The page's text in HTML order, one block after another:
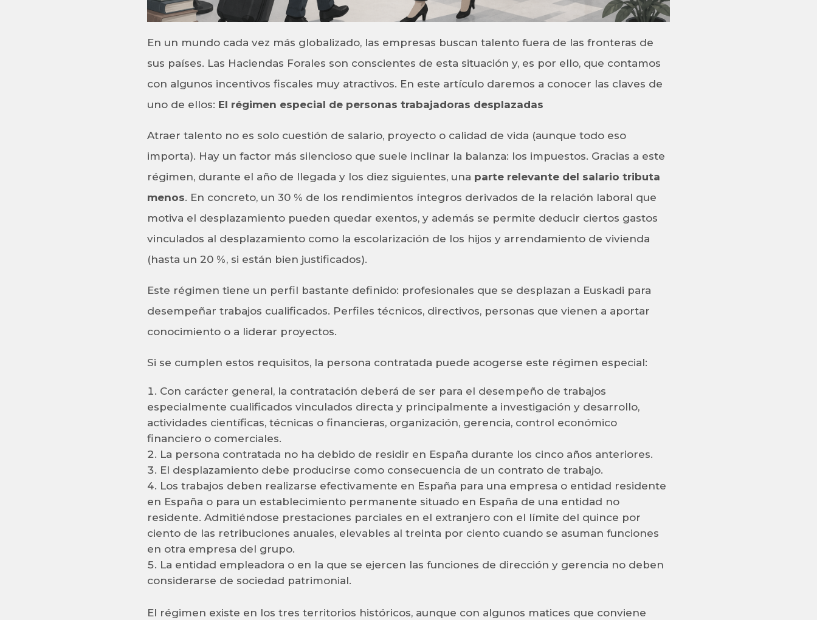
En un mundo cada vez más globalizado, las empresas buscan talento fuera de las fronteras de
sus países. Las Haciendas Forales son conscientes de esta situación y, es por ello, que contamos
con algunos incentivos fiscales muy atractivos. En este artículo daremos a conocer las claves de
uno de ellos: El régimen especial de personas trabajadoras desplazadas
Atraer talento no es solo cuestión de salario, proyecto o calidad de vida (aunque todo eso
importa). Hay un factor más silencioso que suele inclinar la balanza: los impuestos. Gracias a este
régimen, durante el año de llegada y los diez siguientes, una parte relevante del salario tributa
menos. En concreto, un 30 % de los rendimientos íntegros derivados de la relación laboral que
motiva el desplazamiento pueden quedar exentos, y además se permite deducir ciertos gastos
vinculados al desplazamiento como la escolarización de los hijos y arrendamiento de vivienda
(hasta un 20 %, si están bien justificados).
Este régimen tiene un perfil bastante definido: profesionales que se desplazan a Euskadi para
desempeñar trabajos cualificados. Perfiles técnicos, directivos, personas que vienen a aportar
conocimiento o a liderar proyectos.
Si se cumplen estos requisitos, la persona contratada puede acogerse este régimen especial:
Con carácter general, la contratación deberá de ser para el desempeño de trabajos
especialmente cualificados vinculados directa y principalmente a investigación y desarrollo,
actividades científicas, técnicas o financieras, organización, gerencia, control económico
financiero o comerciales.
La persona contratada no ha debido de residir en España durante los cinco años anteriores.
El desplazamiento debe producirse como consecuencia de un contrato de trabajo.
Los trabajos deben realizarse efectivamente en España para una empresa o entidad residente
en España o para un establecimiento permanente situado en España de una entidad no
residente. Admitiéndose prestaciones parciales en el extranjero con el límite del quince por
ciento de las retribuciones anuales, elevables al treinta por ciento cuando se asuman funciones
en otra empresa del grupo.
La entidad empleadora o en la que se ejercen las funciones de dirección y gerencia no deben
considerarse de sociedad patrimonial.
El régimen existe en los tres territorios históricos, aunque con algunos matices que conviene